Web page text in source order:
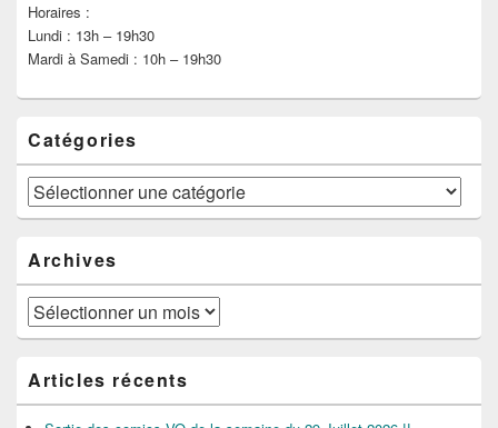
Horaires :
Lundi : 13h – 19h30
Mardi à Samedi : 10h – 19h30
Catégories
Catégories
Archives
Archives
Articles récents